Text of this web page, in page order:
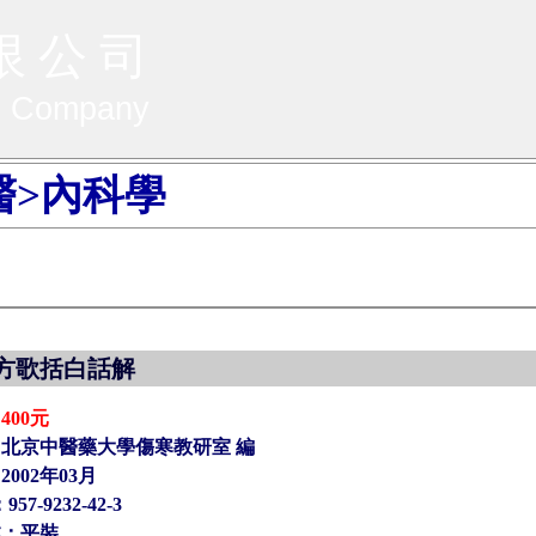
>內科學
歌括白話解
400元
京中醫藥大學傷寒教研室 編
年03月
9232-42-3